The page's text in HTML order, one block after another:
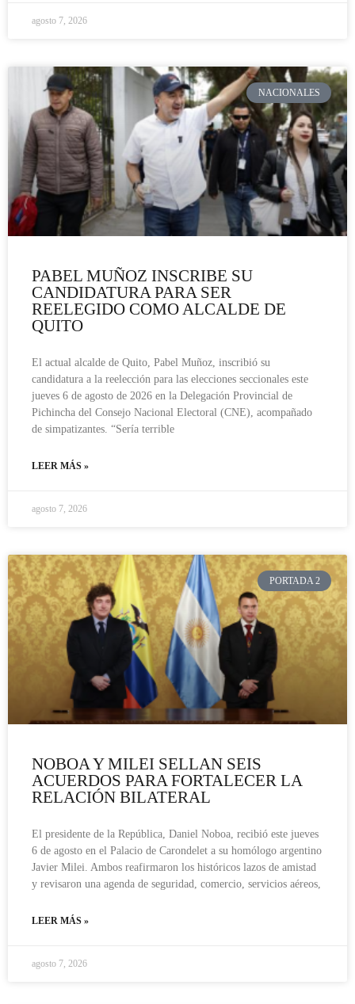
agosto 7, 2026
NACIONALES
PABEL MUÑOZ INSCRIBE SU
CANDIDATURA PARA SER
REELEGIDO COMO ALCALDE DE
QUITO
El actual alcalde de Quito, Pabel Muñoz, inscribió su
candidatura a la reelección para las elecciones seccionales este
jueves 6 de agosto de 2026 en la Delegación Provincial de
Pichincha del Consejo Nacional Electoral (CNE), acompañado
de simpatizantes. “Sería terrible
LEER MÁS »
agosto 7, 2026
PORTADA 2
NOBOA Y MILEI SELLAN SEIS
ACUERDOS PARA FORTALECER LA
RELACIÓN BILATERAL
El presidente de la República, Daniel Noboa, recibió este jueves
6 de agosto en el Palacio de Carondelet a su homólogo argentino
Javier Milei. Ambos reafirmaron los históricos lazos de amistad
y revisaron una agenda de seguridad, comercio, servicios aéreos,
LEER MÁS »
agosto 7, 2026